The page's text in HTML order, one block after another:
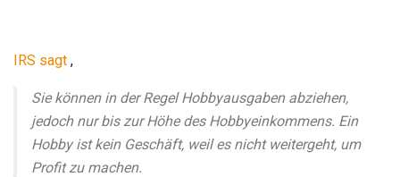
IRS sagt ,
Sie können in der Regel Hobbyausgaben abziehen,
jedoch nur bis zur Höhe des Hobbyeinkommens. Ein
Hobby ist kein Geschäft, weil es nicht weitergeht, um
Profit zu machen.